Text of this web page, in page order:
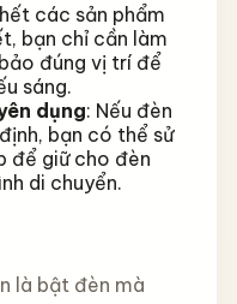
các sản phẩm
bạn chỉ cần làm
đúng vị trí để
sáng.
dụng: Nếu đèn
bạn có thể sử
để giữ cho đèn
di chuyển.
là bật đèn mà